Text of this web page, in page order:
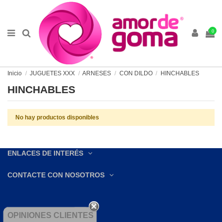
0
Inicio JUGUETES XXX ARNESES CON DILDO HINCHABLES
HINCHABLES
No hay productos disponibles
ENLACES DE INTERÉS
CONTACTE CON NOSOTROS
OPINIONES CLIENTES